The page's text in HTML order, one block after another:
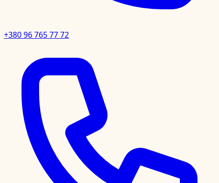
+380 96 765 77 72